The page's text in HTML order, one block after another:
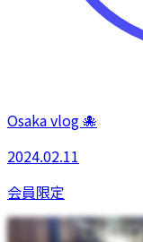
Osaka vlog 🐙
2024.02.11
会員限定